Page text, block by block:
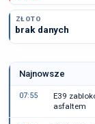
ZŁOTO
brak danych
Najnowsze
07:55
E39
asfaltem